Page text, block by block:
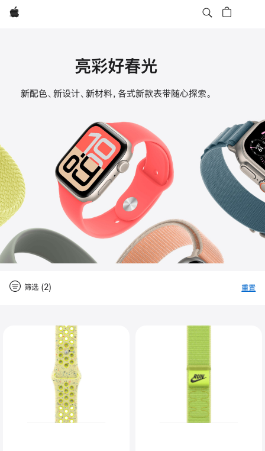
Apple
Apple
带
亮彩好春光
新配色、新设计、新材料，各式新款表带随心探索。
筛选 (2) 重置